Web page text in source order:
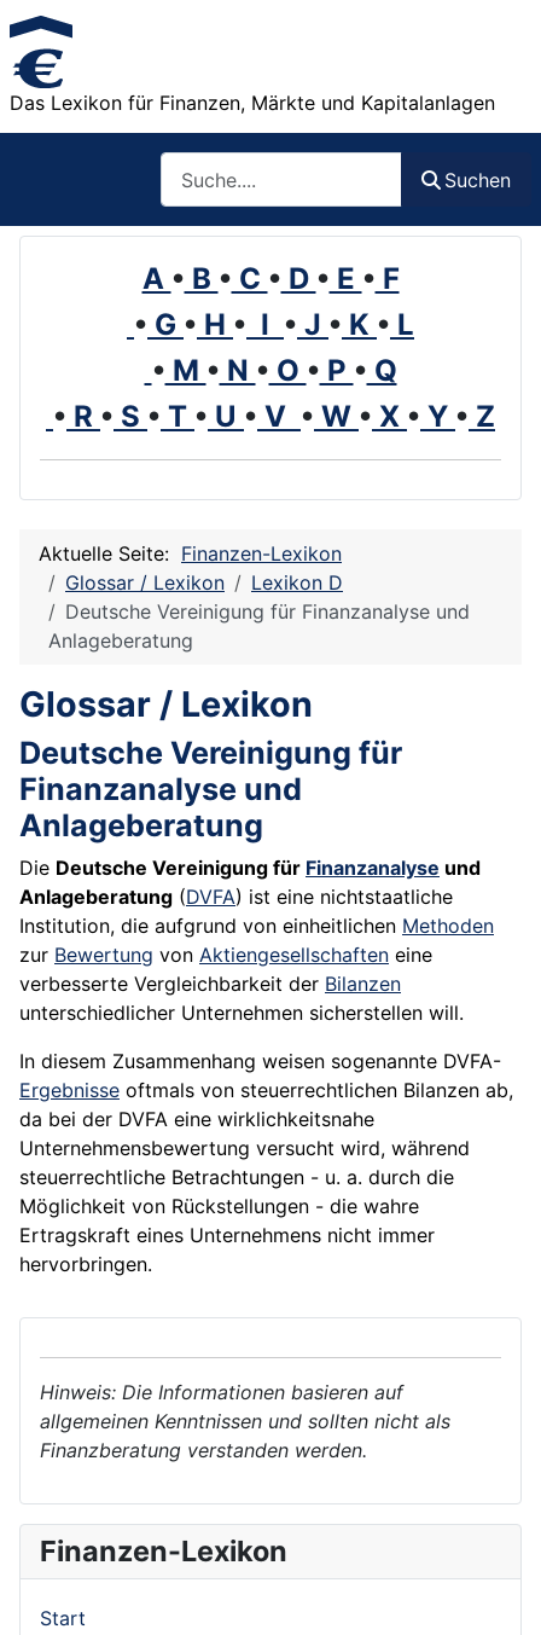
Das Lexikon für Finanzen, Märkte und Kapitalanlagen
Suchen
A • B • C • D • E • F
• G • H • I • J • K • L
• M • N • O • P • Q
• R • S • T • U • V • W • X • Y • Z
Aktuelle Seite: Finanzen-Lexikon
Glossar / Lexikon
Lexikon D
Deutsche Vereinigung für Finanzanalyse und
Anlageberatung
Glossar / Lexikon
Deutsche Vereinigung für
Finanzanalyse und
Anlageberatung
Die Deutsche Vereinigung für Finanzanalyse und
Anlageberatung (DVFA) ist eine nichtstaatliche
Institution, die aufgrund von einheitlichen Methoden
zur Bewertung von Aktiengesellschaften eine
verbesserte Vergleichbarkeit der Bilanzen
unterschiedlicher Unternehmen sicherstellen will.
In diesem Zusammenhang weisen sogenannte DVFA-
Ergebnisse oftmals von steuerrechtlichen Bilanzen ab,
da bei der DVFA eine wirklichkeitsnahe
Unternehmensbewertung versucht wird, während
steuerrechtliche Betrachtungen - u. a. durch die
Möglichkeit von Rückstellungen - die wahre
Ertragskraft eines Unternehmens nicht immer
hervorbringen.
Hinweis: Die Informationen basieren auf
allgemeinen Kenntnissen und sollten nicht als
Finanzberatung verstanden werden.
Finanzen-Lexikon
Start